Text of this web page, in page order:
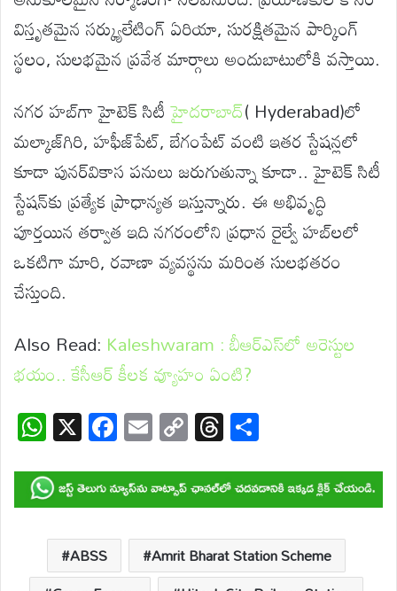
విస్తృతమైన సర్క్యులేటింగ్ ఏరియా, సురక్షితమైన పార్కింగ్
స్థలం, సులభమైన ప్రవేశ మార్గాలు అందుబాటులోకి వస్తాయి.
నగర హబ్‌గా హైటెక్ సిటీహైదరాబాద్‌( Hyderabad)లో
మల్కాజ్‌గిరి, హఫీజ్‌పేట్, బేగంపేట్ వంటి ఇతర స్టేషన్లలో
కూడా పునర్‌వికాస పనులు జరుగుతున్నా కూడా.. హైటెక్ సిటీ
స్టేషన్‌కు ప్రత్యేక ప్రాధాన్యత ఇస్తున్నారు. ఈ అభివృద్ధి
పూర్తయిన తర్వాత ఇది నగరంలోని ప్రధాన రైల్వే హబ్‌లలో
ఒకటిగా మారి, రవాణా వ్యవస్థను మరింత సులభతరం
చేస్తుంది.
Also Read: Kaleshwaram : బీఆర్ఎస్‌లో అరెస్టుల
భయం.. కేసీఆర్ కీలక వ్యూహం ఏంటి?
W
h
at
s
A
p
X F
ac
e
b
o
o
E
m
ail
C
o
p
y
Li
n
T
hr
e
a
d
s
ar
e
ABSS
Amrit Bharat Station Scheme